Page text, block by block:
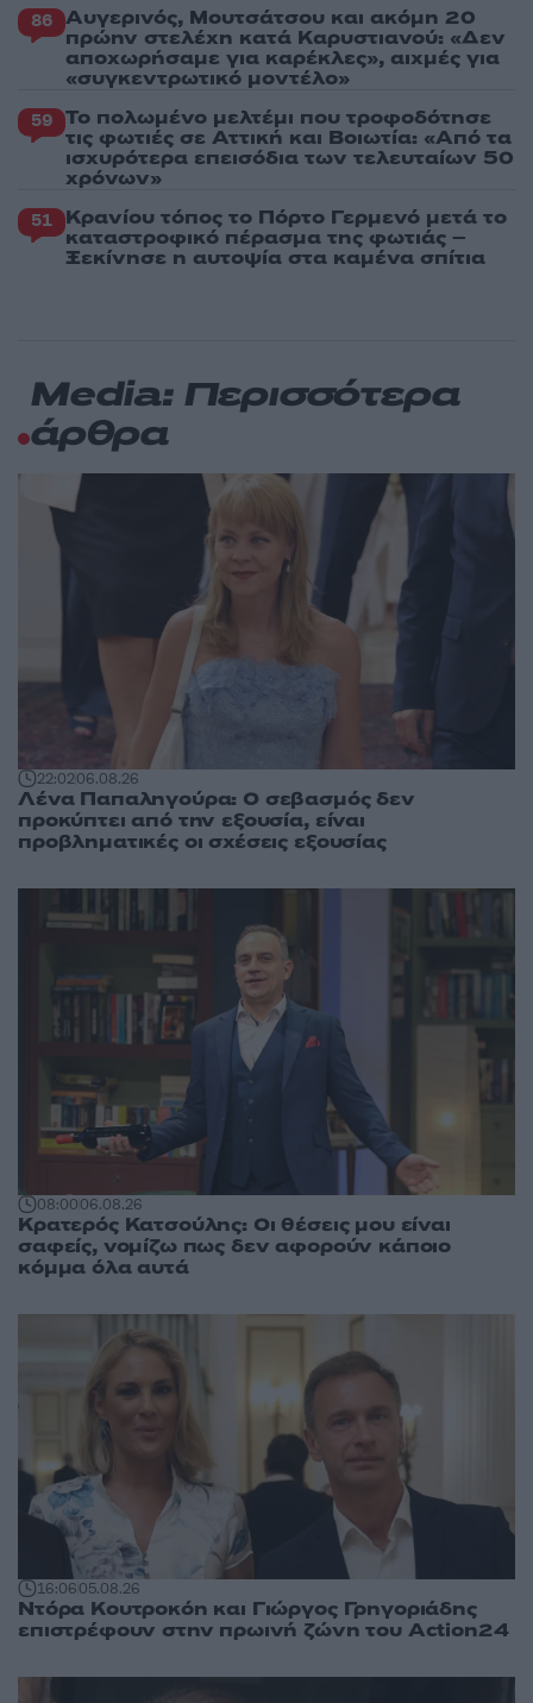
86 Αυγερινός, Μουτσάτσου και ακόμη 20
πρώην στελέχη κατά Καρυστιανού: «Δεν
αποχωρήσαμε για καρέκλες», αιχμές για
«συγκεντρωτικό μοντέλο»
59 Το πολωμένο μελτέμι που τροφοδότησε
τις φωτιές σε Αττική και Βοιωτία: «Από τα
ισχυρότερα επεισόδια των τελευταίων 50
χρόνων»
51 Κρανίου τόπος το Πόρτο Γερμενό μετά το
καταστροφικό πέρασμα της φωτιάς –
Ξεκίνησε η αυτοψία στα καμένα σπίτια
Media: Περισσότερα
άρθρα
22:0206.08.26
Λένα Παπαληγούρα: Ο σεβασμός δεν
προκύπτει από την εξουσία, είναι
προβληματικές οι σχέσεις εξουσίας
08:0006.08.26
Κρατερός Κατσούλης: Οι θέσεις μου είναι
σαφείς, νομίζω πως δεν αφορούν κάποιο
κόμμα όλα αυτά
16:0605.08.26
Ντόρα Κουτροκόη και Γιώργος Γρηγοριάδης
επιστρέφουν στην πρωινή ζώνη του Action24